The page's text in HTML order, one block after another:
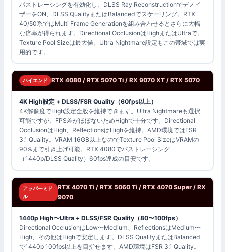
パストレーシングを有効化し、DLSS Ray Reconstructionでデノイ
ザーをON、DLSS QualityまたはBalancedでスケーリング。RTX
40/50系ではMulti Frame Generationを組み合わせるとさらに大幅
な倍率が得られます。Directional OcclusionはHighまたはUltraで。
Texture Pool Sizeは最大値。Ultra Nightmare設定もこの帯域では実
用的です。
ハイエンド RTX 4080 / RTX 5070 Ti / RX 9070 XT / RTX 5070
4K High設定 + DLSS/FSR Quality（60fps以上）
4K解像度でHigh設定全般を維持できます。Ultra Nightmareも選択
可能ですが、FPS差がほぼないためHighで十分です。Directional
OcclusionはHigh、ReflectionsはHighを維持。AMD環境ではFSR
3.1 Quality。VRAM 16GB以上なのでTexture Pool SizeはVRAMの
90%まで引き上げ可能。RTX 4080でパストレーシング
（1440p/DLSS Quality）60fps達成の目安です。
アッパーミド
ル
RTX 4070 Ti / RTX 5060 Ti / RTX 4070 Super / RX
9070
1440p High〜Ultra + DLSS/FSR Quality（80〜100fps）
Directional OcclusionはLow〜Medium、ReflectionsはMedium〜
High、その他はHighで安定します。DLSS QualityまたはBalanced
で1440p 100fps以上を目指せます。AMD環境はFSR 3.1 Quality。